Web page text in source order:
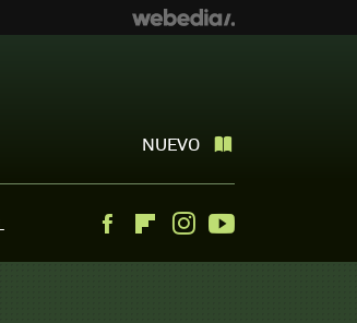
NUEVO
FacebookFlipboardInstagram